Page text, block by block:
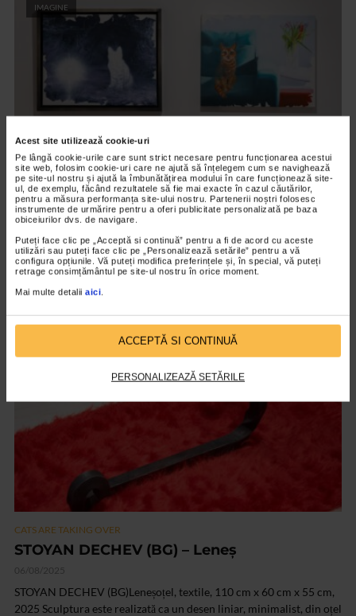
Acest site utilizează cookie-uri
Pe lângă cookie-urile care sunt strict necesare pentru funcționarea acestui
site web, folosim cookie-uri care ne ajută să înțelegem cum se navighează
pe site-ul nostru și ajută la îmbunătățirea modului în care funcționează site-
ul, de exemplu, făcând rezultatele să fie mai exacte în cazul căutărilor,
pentru a măsura performanța site-ului nostru. Partenerii noștri folosesc
instrumente de urmărire pentru a oferi publicitate personalizată pe baza
obiceiurilor dvs. de navigare.
Puteți face clic pe „Acceptă si continuă” pentru a fi de acord cu aceste
utilizări sau puteți face clic pe „Personalizează setările” pentru a vă
configura opțiunile. Vă puteți modifica preferințele și, în special, vă puteți
retrage consimțământul pe site-ul nostru în orice moment.
Mai multe detalii aici
ACCEPTĂ SI CONTINUĂ
PERSONALIZEAZĂ SETĂRILE
IMAGINE
CATS ARE TAKING OVER
BÉLA ZOLTÁN (RO) – Pisica fantomă; The
Medium
06/08/2025
BÉLA ZOLTÁN (RO)Pisica fantomăulei pe pânză, 50 × 40 cm, 2025
CATS ARE TAKING OVER
STOYAN DECHEV (BG) – Leneș
06/08/2025
STOYAN DECHEV (BG)Leneșoțel, textile, 110 cm x 60 cm x 55 cm,
2025 Sculptura este realizată ca un desen liniar, minimalist, din oțel